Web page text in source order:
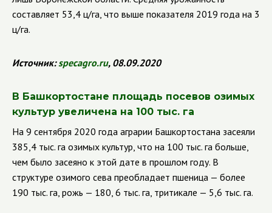
составляет 53,4 ц/га, что выше показателя 2019 года на 3
ц/га.
Источник:specagro.ru, 08.09.2020
В Башкортостане площадь посевов озимых
культур увеличена на 100 тыс. га
На 9 сентября 2020 года аграрии Башкортостана засеяли
385,4 тыс. га озимых культур, что на 100 тыс. га больше,
чем было засеяно к этой дате в прошлом году. В
структуре озимого сева преобладает пшеница — более
190 тыс. га, рожь — 180, 6 тыс. га, тритикале — 5,6 тыс. га.